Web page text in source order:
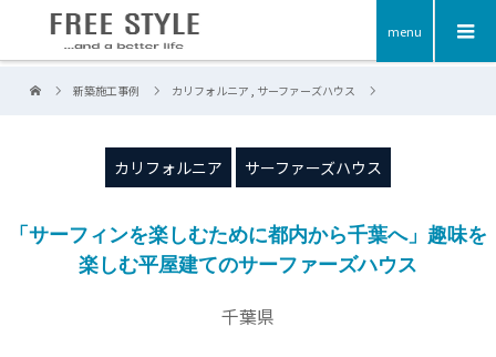
menu
新築施工事例 カリフォルニア , サーファーズハウス
カリフォルニア サーファーズハウス
「サーフィンを楽しむために都内から千葉へ」趣味を
楽しむ平屋建てのサーファーズハウス
千葉県